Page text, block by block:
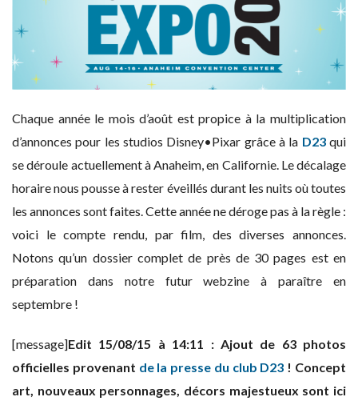
Chaque année le mois d’août est propice à la multiplication
d’annonces pour les studios Disney•Pixar grâce à la D23qui
se déroule actuellement à Anaheim, en Californie. Le décalage
horaire nous pousse à rester éveillés durant les nuits où toutes
les annonces sont faites. Cette année ne déroge pas à la règle :
voici le compte rendu, par film, des diverses annonces.
Notons qu’un dossier complet de près de 30 pages est en
préparation dans notre futur webzine à paraître en
septembre !
[message]Edit 15/08/15 à 14:11 : Ajout de 63 photos
officielles provenant de la presse du club D23 ! Concept
art, nouveaux personnages, décors majestueux sont ici